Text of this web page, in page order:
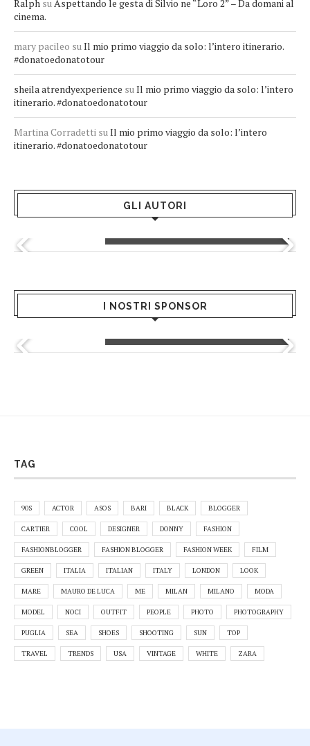
Ralph su Aspettando le gesta di Silvio ne “Loro 2” – Da domani al
cinema.
mary pacileo su Il mio primo viaggio da solo: l’intero itinerario.
#donatoedonatotour
sheila atrendyexperience su Il mio primo viaggio da solo: l’intero
itinerario. #donatoedonatotour
Martina Corradetti su Il mio primo viaggio da solo: l’intero
itinerario. #donatoedonatotour
GLI AUTORI
I NOSTRI SPONSOR
TAG
90S ACTOR ASOS BARI BLACK BLOGGER
CARTIER COOL DESIGNER DONNY FASHION
FASHIONBLOGGER FASHION BLOGGER FASHION WEEK FILM
GREEN ITALIA ITALIAN ITALY LONDON LOOK
MARE MAURO DE LUCA ME MILAN MILANO MODA
MODEL NOCI OUTFIT PEOPLE PHOTO PHOTOGRAPHY
PUGLIA SEA SHOES SHOOTING SUN TOP
TRAVEL TRENDS USA VINTAGE WHITE ZARA